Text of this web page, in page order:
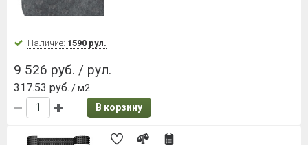
Наличие: 1590 рул.
9 526 руб. / рул.
317.53 руб. / м2
В корзину